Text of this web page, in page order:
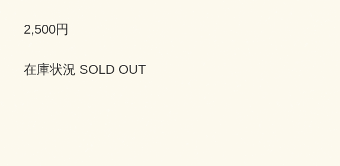
2,500円
在庫状況 SOLD OUT